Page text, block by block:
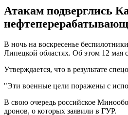
Атакам подверглись
В ночь на воскресенье
Липецкой областях. Об этом 12 мая
Утверждается, что в результате
"Эти военные цели поражены с
В свою очередь российское
дронов, о которых заявили в ГУР.